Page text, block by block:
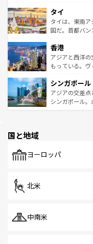
リティに包まれ
覧を参照してほ
急速な発展と共
ーチミン市の
醸し出してい
とつ。フォーや
ひ現地で味わ
が旅行者を迎
参照してほしい。
タイ
タイは、東南
国だ。首都バ
の活気が交差し
帯で自然と触
いビーチでリ
激する。気候は
が待っている
た文化、そし
香港
アジアと西洋
もっている。
み、どこを訪れ
ており、効率
うな絶景から
シンガポール
アジアの交差
シンガポール
で、ホーカーズ
国と地域
ヨーロッパ
北米
中南米